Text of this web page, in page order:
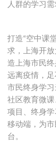
人群的学习需
打造“空中课
求，上海开
造上海市民
远离疫情，
市民终身学
社区教育微
项目、终身
移动端，为
台。